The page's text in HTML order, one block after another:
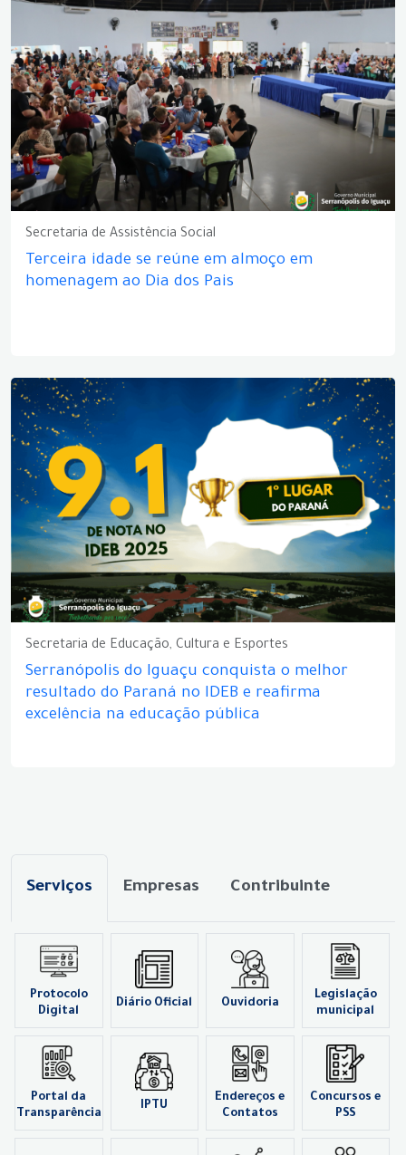
Secretaria de Assistência Social
Terceira idade se reúne em almoço em
homenagem ao Dia dos Pais
Secretaria de Educação, Cultura e Esportes
Serranópolis do Iguaçu conquista o melhor
resultado do Paraná no IDEB e reafirma
excelência na educação pública
Serviços Empresas Contribuinte
Protocolo
Digital
Diário Oficial Ouvidoria
Legislação
municipal
Portal da
Transparência
IPTU
Endereços e
Contatos
Concursos e
PSS